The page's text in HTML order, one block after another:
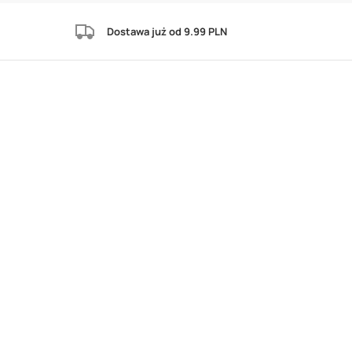
Dostawa już od 9.99 PLN